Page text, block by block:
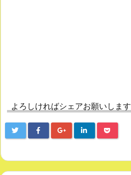
よろしければシェアお願いします